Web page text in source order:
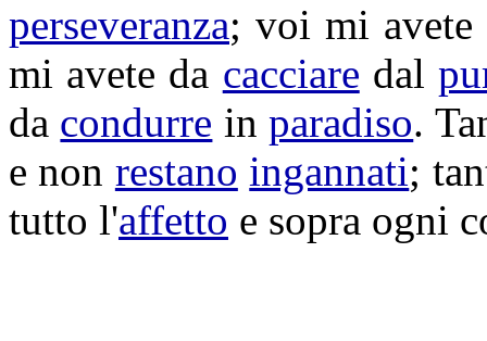
perseveranza; voi mi
mi avete da cacciare dal
da condurre inparadiso.
e non restano ingannati;
tutto l'affetto e sopra ogni